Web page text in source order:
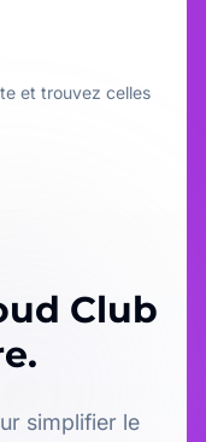
et trouvez celles
Club
simplifier le